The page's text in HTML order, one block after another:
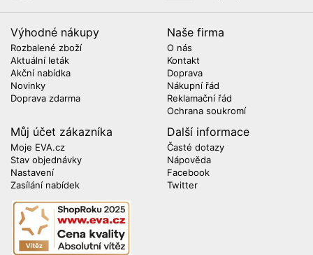
Výhodné nákupy
Rozbalené zboží
Aktuální leták
Akční nabídka
Novinky
Doprava zdarma
Naše firma
O nás
Kontakt
Doprava
Nákupní řád
Reklamační řád
Ochrana soukromí
Můj účet zákazníka
Moje EVA.cz
Stav objednávky
Nastavení
Zasílání nabídek
Další informace
Časté dotazy
Nápověda
Facebook
Twitter